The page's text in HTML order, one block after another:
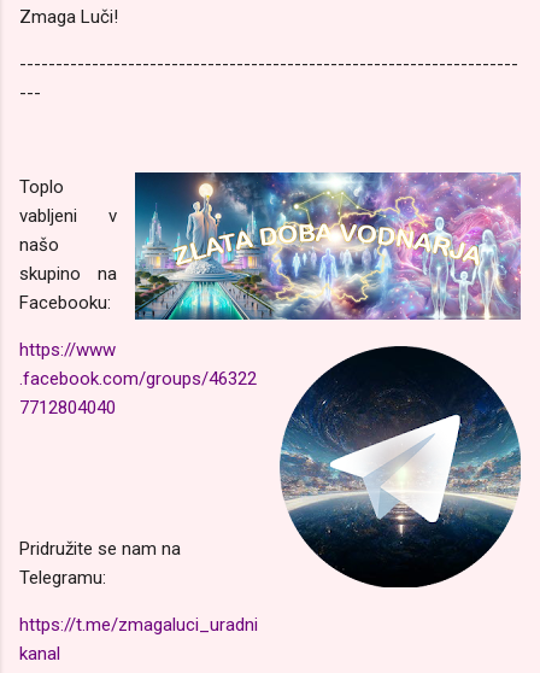
Zmaga Luči!
---------------------------------------------------------------------
---
Toplo
vabljeni v
našo
skupino na
Facebooku:
https://www
.facebook.com/groups/46322
7712804040
Pridružite se nam na
Telegramu:
https://t.me/zmagaluci_uradni
kanal